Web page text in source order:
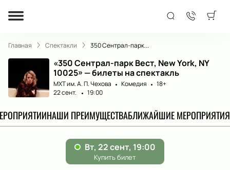
Главная Спектакли 350 Сентрал-парк...
«350 Сентрал-парк Вест, New York, NY
10025» — билеты на спектакль
МХТ им. А. П. Чехова Комедия
18+
22 сент.
19:00
НАШИ ПРЕИМУЩЕСТВАБЛИЖАЙШИЕ МЕРОПРИЯТИЯ